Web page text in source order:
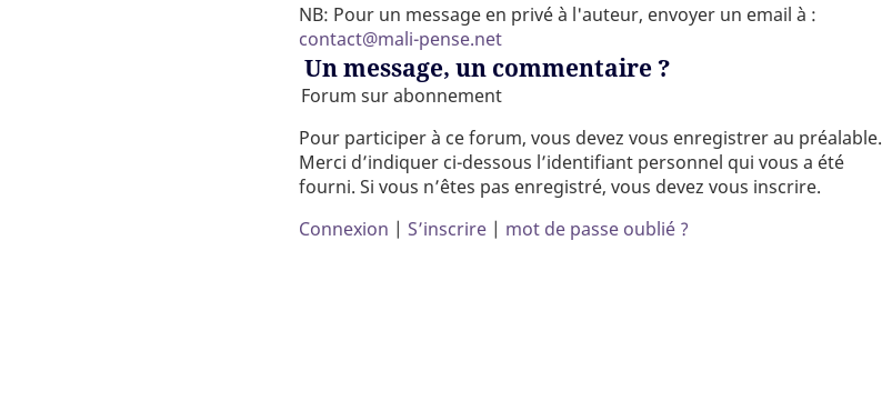
NB: Pour un message en privé à l'auteur, envoyer un email à :
contact@mali-pense.net
Un message, un commentaire ?
Forum sur abonnement
Pour participer à ce forum, vous devez vous enregistrer au préalable.
Merci d’indiquer ci-dessous l’identifiant personnel qui vous a été
fourni. Si vous n’êtes pas enregistré, vous devez vous inscrire.
Connexion | S’inscrire| mot de passe oublié ?